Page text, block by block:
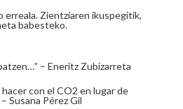
erreala. Zientziaren ikuspegitik,
babesteko.
– Eneritz Zubizarreta
con el CO2 en lugar de
Susana Pérez Gil